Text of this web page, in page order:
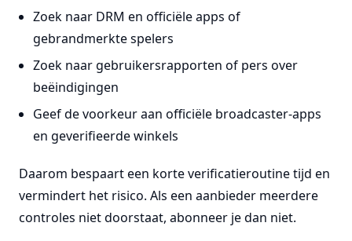
Zoek naar DRM en officiële apps of
gebrandmerkte spelers
Zoek naar gebruikersrapporten of pers over
beëindigingen
Geef de voorkeur aan officiële broadcaster-apps
en geverifieerde winkels
Daarom bespaart een korte verificatieroutine tijd en
vermindert het risico. Als een aanbieder meerdere
controles niet doorstaat, abonneer je dan niet.